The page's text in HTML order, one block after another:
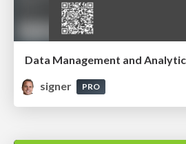
Data Management and
signer
PRO